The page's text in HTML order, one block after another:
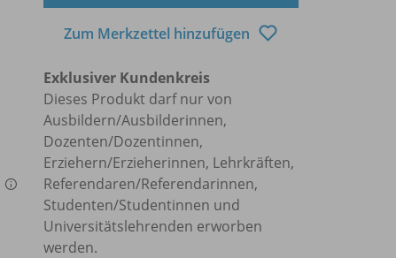
Zum Merkzettel hinzufügen
Exklusiver Kundenkreis
Dieses Produkt darf nur von
Ausbildern/Ausbilderinnen,
Dozenten/Dozentinnen,
Erziehern/Erzieherinnen, Lehrkräften,
Referendaren/Referendarinnen,
Studenten/Studentinnen und
Universitätslehrenden erworben
werden.